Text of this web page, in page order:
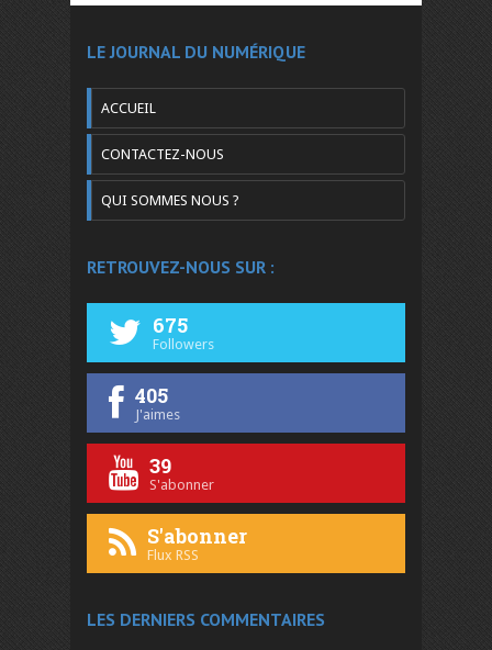
LE JOURNAL DU NUMÉRIQUE
ACCUEIL
CONTACTEZ-NOUS
QUI SOMMES NOUS ?
RETROUVEZ-NOUS SUR :
675
Followers
405
J'aimes
39
S'abonner
S'abonner
Flux RSS
LES DERNIERS COMMENTAIRES